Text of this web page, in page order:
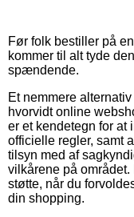
Før folk bestiller på
kommer til alt tyde
spændende.
Et nemmere
hvorvidt online
er et kendetegn for at
officielle regler, samt
tilsyn med af
vilkårene på
støtte, når du
din shopping.